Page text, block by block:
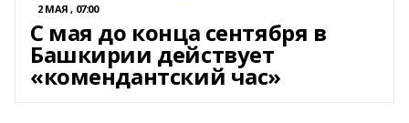
2 МАЯ , 07:00
С мая до конца сентября в
Башкирии действует
«комендантский час»